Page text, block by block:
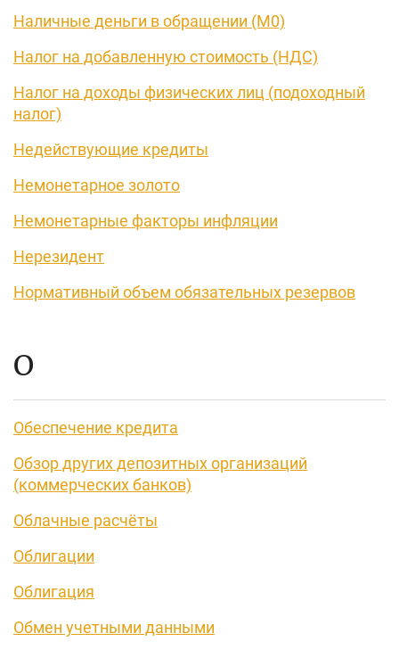
Наличные деньги в обращении (М0)
Налог на добавленную стоимость (НДС)
Налог на доходы физических лиц (подоходный
налог)
Недействующие кредиты
Немонетарное золото
Немонетарные факторы инфляции
Нерезидент
Нормативный объем обязательных резервов
О
Обеспечение кредита
Обзор других депозитных организаций
(коммерческих банков)
Облачные расчёты
Облигации
Облигация
Обмен учетными данными